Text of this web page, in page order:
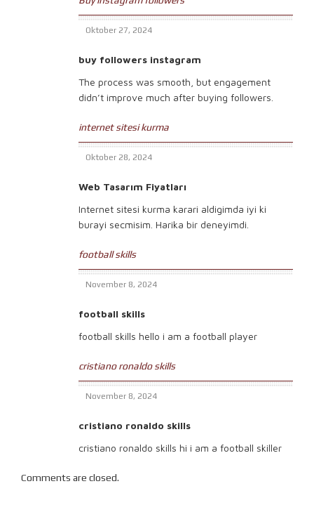
Oktober 27, 2024
buy followers instagram
The process was smooth, but engagement
didn’t improve much after buying followers.
internet sitesi kurma
Oktober 28, 2024
Web Tasarım Fiyatları
Internet sitesi kurma karari aldigimda iyi ki
burayi secmisim. Harika bir deneyimdi.
football skills
November 8, 2024
football skills
football skills hello i am a football player
cristiano ronaldo skills
November 8, 2024
cristiano ronaldo skills
cristiano ronaldo skills hi i am a football skiller
Comments are closed.